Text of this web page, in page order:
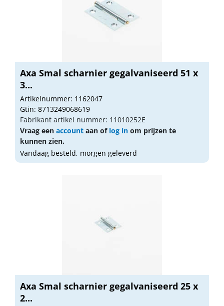
Axa Smal scharnier gegalvaniseerd 51 x
3...
Artikelnummer: 1162047
Gtin: 8713249068619
Fabrikant artikel nummer: 11010252E
Vraag een account aan of log in om prijzen te
kunnen zien.
Vandaag besteld, morgen geleverd
Axa Smal scharnier gegalvaniseerd 25 x
2...